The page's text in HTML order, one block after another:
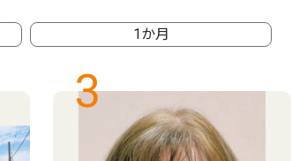
1か月
3